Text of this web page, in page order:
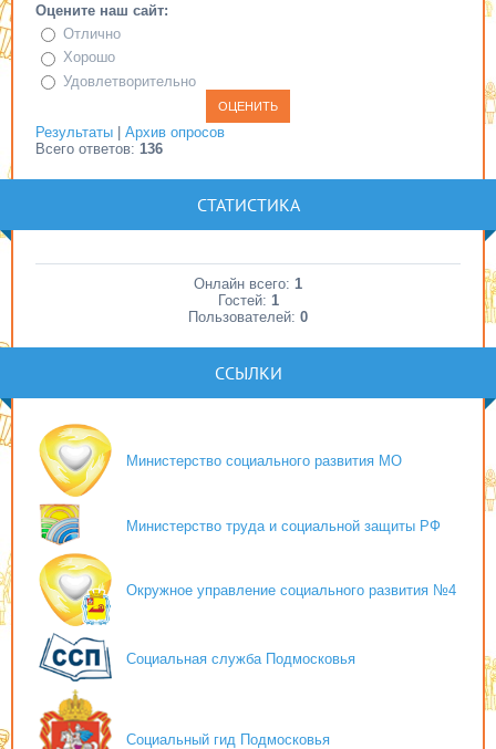
Оцените наш сайт:
Отлично
Хорошо
Удовлетворительно
Результаты
Архив опросов
Всего ответов: 136
СТАТИСТИКА
Онлайн всего: 1
Гостей: 1
Пользователей: 0
ССЫЛКИ
Министерство социального развития МО
Министерство труда и социальной защиты РФ
Окружное управление социального развития №4
Социальная служба Подмосковья
Социальный гид Подмосковья